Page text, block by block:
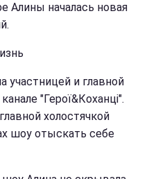
Алины началась новая
участницей и главной
"Герої&Коханці".
холостячкой
шоу отыскать себе